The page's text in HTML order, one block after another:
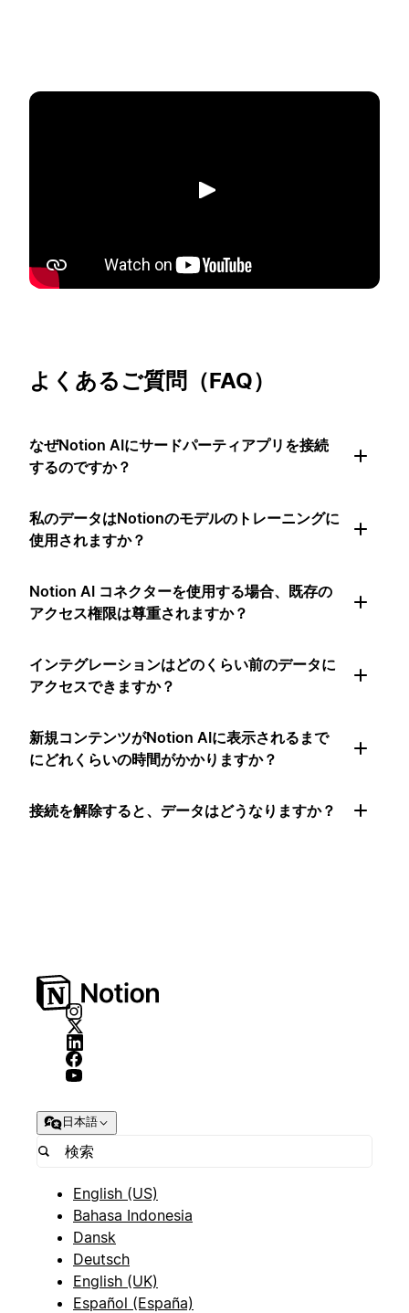
再生
よくあるご質問（FAQ）
なぜNotion AIにサードパーティアプリを接続
するのですか？
私のデータはNotionのモデルのトレーニングに
使用されますか？
Notion AI コネクターを使用する場合、既存の
アクセス権限は尊重されますか？
インテグレーションはどのくらい前のデータに
アクセスできますか？
新規コンテンツがNotion AIに表示されるまで
にどれくらいの時間がかかりますか？
接続を解除すると、データはどうなりますか？
日本語
English (US)
Bahasa Indonesia
Dansk
Deutsch
English (UK)
Español (España)